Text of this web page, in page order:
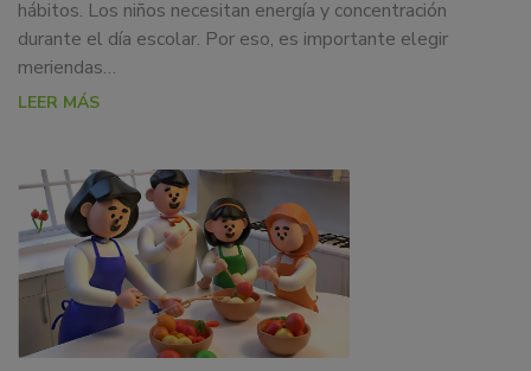
particulares,
instituciones,
organismos,
empresas,
eventos.
hábitos. Los niños necesitan energía y concentración
durante el día escolar. Por eso, es importante elegir
meriendas…
LEER MÁS